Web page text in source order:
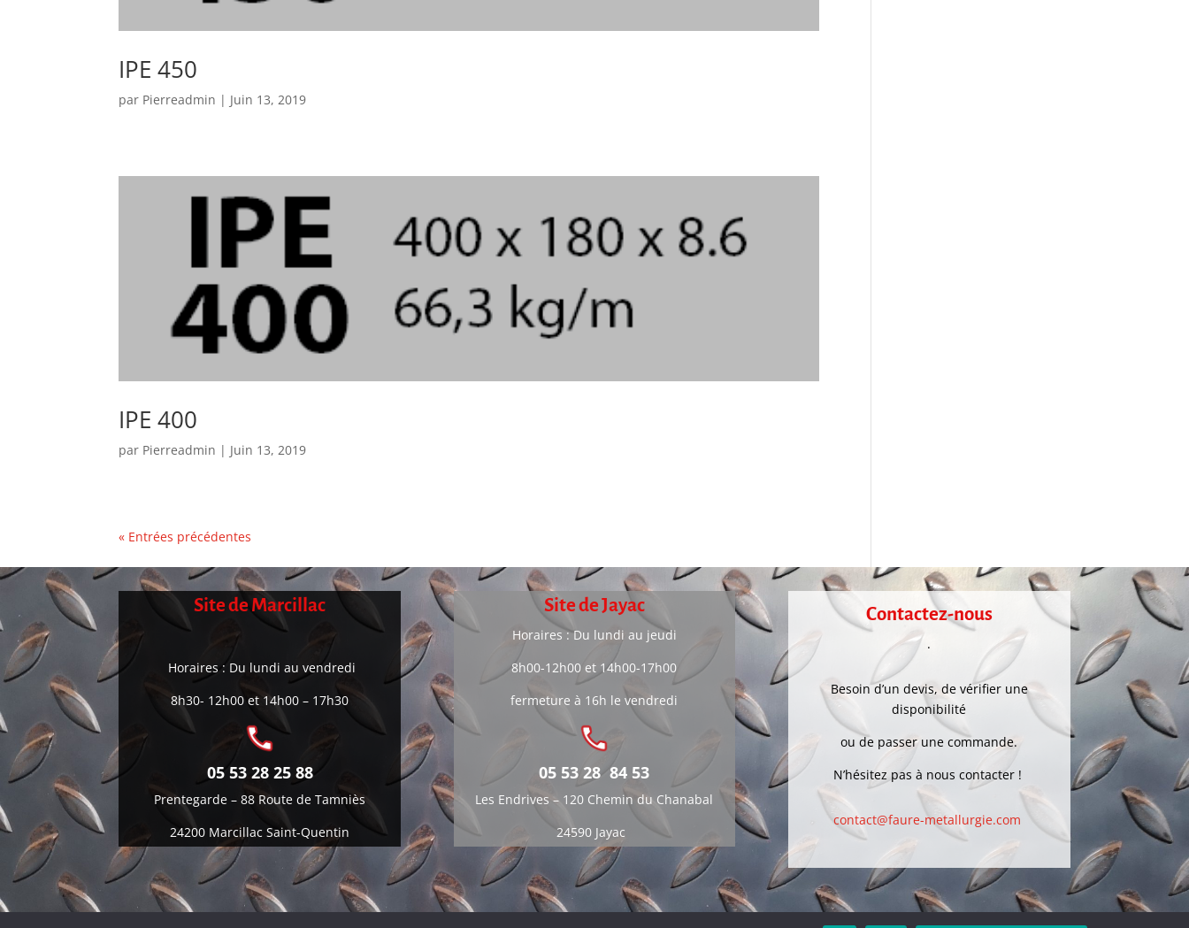
IPE 450
par Pierreadmin | Juin 13, 2019
IPE 400
par Pierreadmin | Juin 13, 2019
« Entrées précédentes
Site de Marcillac
Horaires : Du lundi au vendredi
8h30- 12h00 et 14h00 – 17h30
05 53 28 25 88
Prentegarde –88 Route de Tamniès
24200 Marcillac Saint-Quentin
Site de Jayac
Horaires : Du lundi au jeudi
8h00-12h00 et 14h00-17h00
fermeture à 16h le vendredi
05 53 28 84 53
Les Endrives – 120 Chemin du Chanabal
24590 Jayac
Contactez-nous
.
Besoin d’un devis, de vérifier une
disponibilité
ou de passer une commande.
N’hésitez pas à nous contacter !
contact@faure-metallurgie.com